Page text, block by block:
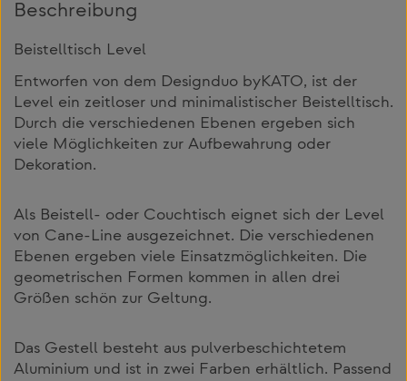
Beschreibung
Beistelltisch Level
Entworfen von dem Designduo byKATO, ist der
Level ein zeitloser und minimalistischer Beistelltisch.
Durch die verschiedenen Ebenen ergeben sich
viele Möglichkeiten zur Aufbewahrung oder
Dekoration.
Als Beistell- oder Couchtisch eignet sich der Level
von Cane-Line ausgezeichnet. Die verschiedenen
Ebenen ergeben viele Einsatzmöglichkeiten. Die
geometrischen Formen kommen in allen drei
Größen schön zur Geltung.
Das Gestell besteht aus pulverbeschichtetem
Aluminium und ist in zwei Farben erhältlich. Passend